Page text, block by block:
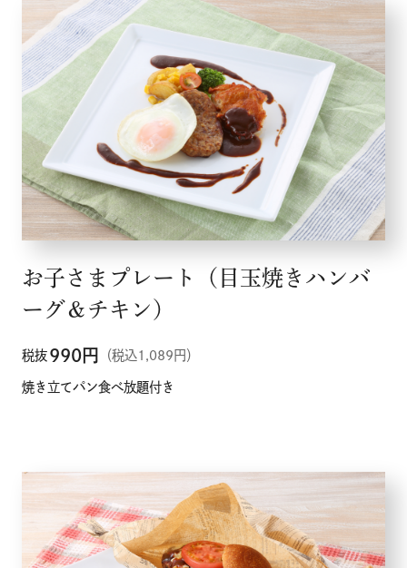
こだわり
お知らせ
お子さまプレート（目玉焼きハンバ
ーグ＆チキン）
税抜 990円 （税込1,089円）
焼き立てパン食べ放題付き